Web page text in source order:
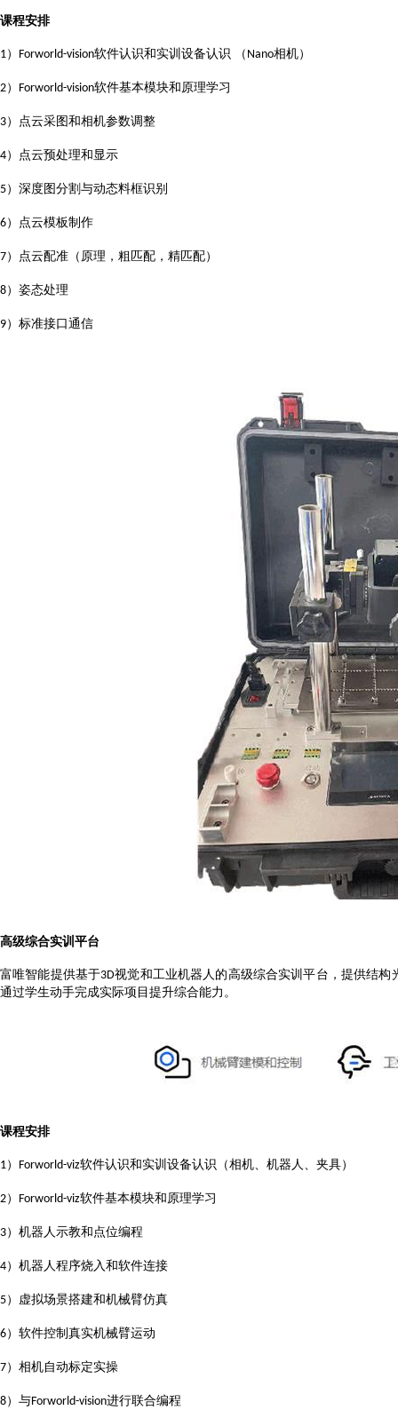
课程安排
1） Forworld-vision软件认识和实训设备认识 （ Nano相机）
2） Forworld-vision软件基本模块和原理学习
3）点云采图和相机参数调整
4）点云预处理和显示
5）深度图分割与动态料框识别
6）点云模板制作
7）点云配准（原理，粗匹配，精匹配）
8）姿态处理
9）标准接口通信
高级综合实训平台
富唯智能提供基于3D视觉和工业机器人的高级综合实训平台，提供结构
通过学生动手完成实际项目提升综合能力。
课程安排
1） Forworld-viz软件认识和实训设备认识（相机、机器人、夹具）
2） Forworld-viz软件基本模块和原理学习
3）机器人示教和点位编程
4）机器人程序烧入和软件连接
5）虚拟场景搭建和机械臂仿真
6）软件控制真实机械臂运动
7）相机自动标定实操
8）与Forworld-vision进行联合编程